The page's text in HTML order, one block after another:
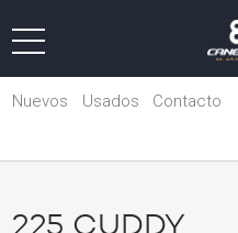
Nuevos Usados Contacto
225 CUDDY